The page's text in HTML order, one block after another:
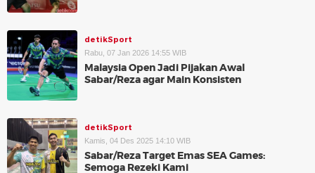
detikSport
Rabu, 07 Jan 2026 14:55 WIB
Malaysia Open Jadi Pijakan Awal
Sabar/Reza agar Main Konsisten
detikSport
Kamis, 04 Des 2025 14:10 WIB
Sabar/Reza Target Emas SEA Games:
Semoga Rezeki Kami